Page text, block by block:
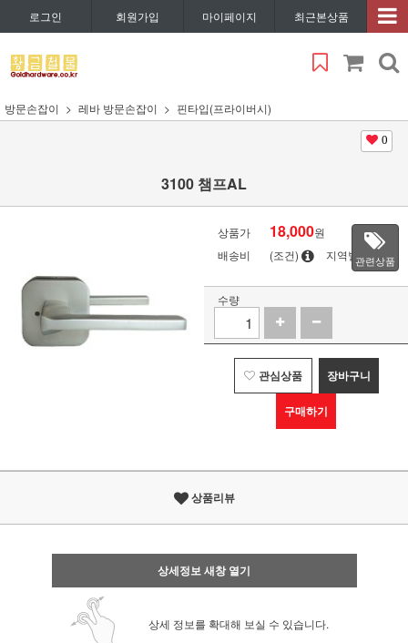
로그인 회원가입 마이페이지 최근본상품
방문손잡이 레바 방문손잡이 핀타입(프라이버시)
0
3100 챔프AL
상품가 18,000원
배송비
(조건) 지역별관련상품
수량
관심상품 장바구니
구매하기
상품리뷰
상세정보 새창 열기
상세 정보를 확대해 보실 수 있습니다.